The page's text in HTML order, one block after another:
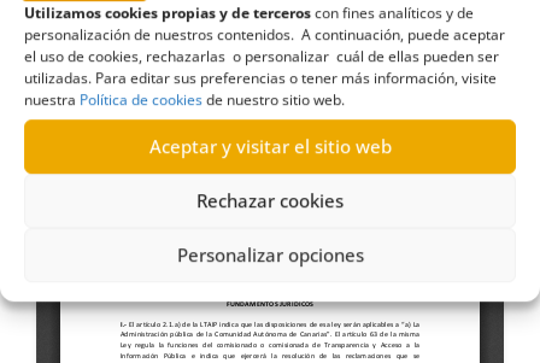
Utilizamos cookies propias y de terceroscon fines analíticos y de
personalización de nuestros contenidos. A continuación, puede aceptar
el uso de cookies, rechazarlas o personalizar cuál de ellas pueden ser
utilizadas. Para editar sus preferencias o tener más información, visite
nuestra Política de cookiesde nuestro sitio web.
Aceptar y visitar el sitio web
Rechazar cookies
Personalizar opciones